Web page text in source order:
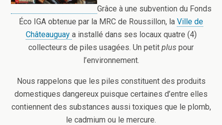
Grâce à une subvention du Fonds
Éco IGA obtenue par la MRC de Roussillon, la Ville de
Châteauguay a installé dans ses locaux quatre (4)
collecteurs de piles usagées. Un petit plus pour
l’environnement.
Nous rappelons que les piles constituent des produits
domestiques dangereux puisque certaines d’entre elles
contiennent des substances aussi toxiques que le plomb,
le cadmium ou le mercure.